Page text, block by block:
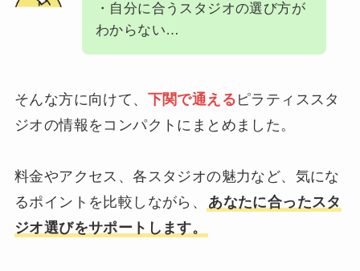
・自分に合うスタジオの選び方が
わからない…
そんな方に向けて、 下関で通える ピラティススタ
ジオの情報をコンパクトにまとめました。
料金やアクセス、各スタジオの魅力など、気にな
るポイントを比較しながら、
あなたに合ったスタ
ジオ選びをサポートします。